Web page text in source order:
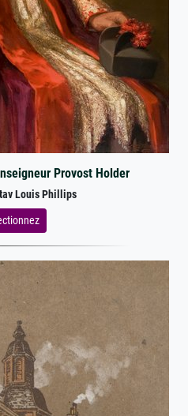
Provost Holder
Louis Phillips